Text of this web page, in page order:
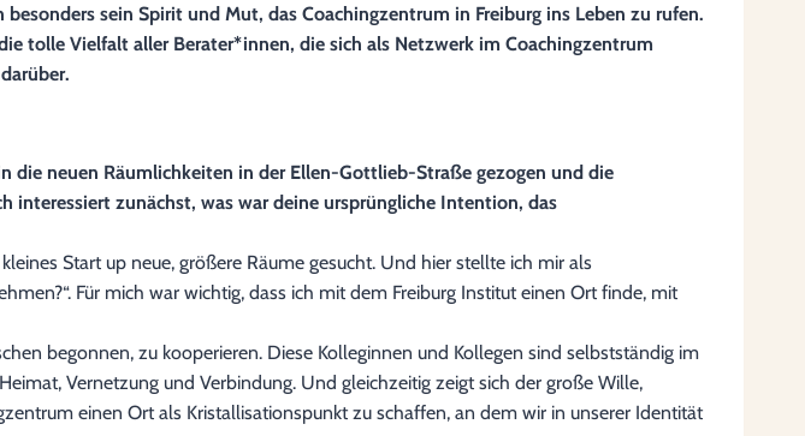
sein Spirit und Mut, das Coachingzentrum in Freiburg ins Leben zu rufen.
tolle Vielfalt aller Berater*innen, die sich als Netzwerk im Coachingzentrum
die neuen Räumlichkeiten in der Ellen-Gottlieb-Straße gezogen und die
interessiert zunächst, was war deine ursprüngliche Intention, das
Start up neue, größere Räume gesucht. Und hier stellte ich mir als
Für mich war wichtig, dass ich mit dem Freiburg Institut einen Ort finde, mit
begonnen, zu kooperieren. Diese Kolleginnen und Kollegen sind selbstständig im
Vernetzung und Verbindung. Und gleichzeitig zeigt sich der große Wille,
einen Ort als Kristallisationspunkt zu schaffen, an dem wir in unserer Identität